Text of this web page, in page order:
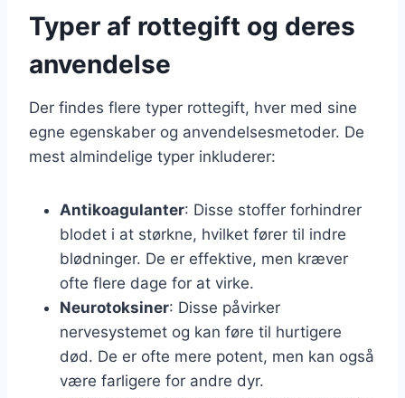
Typer af rottegift og deres
anvendelse
Der findes flere typer rottegift, hver med sine
egne egenskaber og anvendelsesmetoder. De
mest almindelige typer inkluderer:
Antikoagulanter: Disse stoffer forhindrer
blodet i at størkne, hvilket fører til indre
blødninger. De er effektive, men kræver
ofte flere dage for at virke.
Neurotoksiner: Disse påvirker
nervesystemet og kan føre til hurtigere
død. De er ofte mere potent, men kan også
være farligere for andre dyr.